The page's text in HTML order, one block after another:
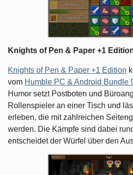
Knights of Pen & Paper +1
Knights of Pen & Paper +1 Edition
vom Humble PC & Android Bundle
Humor setzt Postboten und
Rollenspieler an einer Tisch und
erleben, die mit zahlreichen
werden. Die Kämpfe sind dabei
entscheidet der Würfel über den